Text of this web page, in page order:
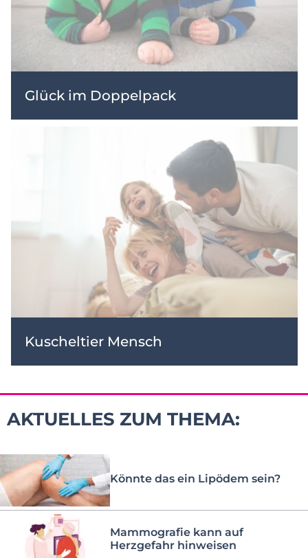
Glück im Doppelpack
Kuscheltier Mensch
AKTUELLES ZUM THEMA:
Könnte das ein Lipödem sein?
Mammografie kann auf
Herzgefahr hinweisen